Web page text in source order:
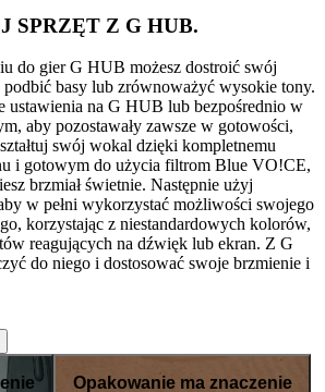
SPRZĘT Z G HUB.
do gier G HUB możesz dostroić swój
basy lub zrównoważyć wysokie tony.
ustawienia na G HUB lub bezpośrednio w
aby pozostawały zawsze w gotowości,
swój wokal dzięki kompletnemu
i gotowym do użycia filtrom Blue VO!CE,
brzmiał świetnie. Następnie użyj
w pełni wykorzystać możliwości swojego
korzystając z niestandardowych kolorów,
reagujących na dźwięk lub ekran. Z G
do niego i dostosować swoje brzmienie i
Opakowanie ma znaczenie